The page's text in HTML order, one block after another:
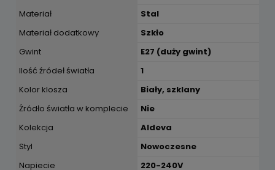
Materiał
Stal
Materiał dodatkowy
Szkło
Gwint
E27 (duży gwint)
Ilość źródeł światła
1
Kolor klosza
Biały, szklany
Źródło światła w komplecie
Nie
Kolekcja
Aldeva
Styl
Nowoczesne
Napiecie
220-240V